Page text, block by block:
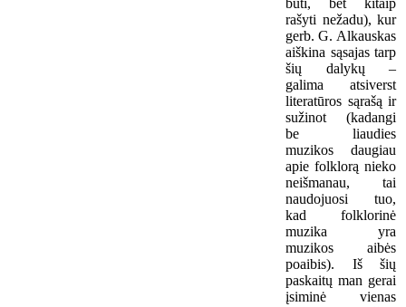
būti, bet kitaip
rašyti nežadu), kur
gerb. G. Alkauskas
aiškina sąsajas tarp
šių dalykų –
galima atsiverst
literatūros sąrašą ir
sužinot (kadangi
be liaudies
muzikos daugiau
apie folklorą nieko
neišmanau, tai
naudojuosi tuo,
kad folklorinė
muzika yra
muzikos aibės
poaibis). Iš šių
paskaitų man gerai
įsiminė vienas